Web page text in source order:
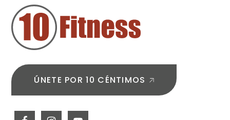
DE
PÁGINA
ÚNETE POR 10 CÉNTIMOS